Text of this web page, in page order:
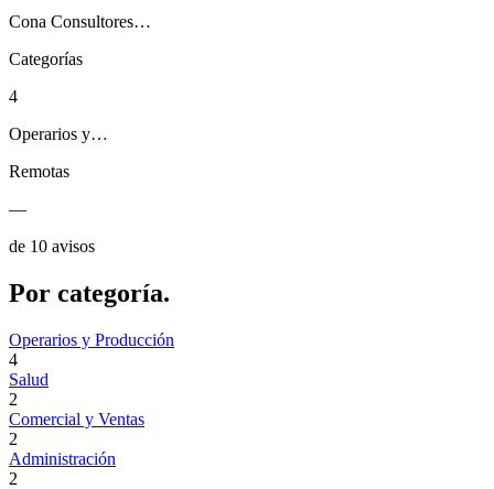
Cona Consultores…
Categorías
4
Operarios y…
Remotas
—
de 10 avisos
Por categoría.
Operarios y Producción
4
Salud
2
Comercial y Ventas
2
Administración
2